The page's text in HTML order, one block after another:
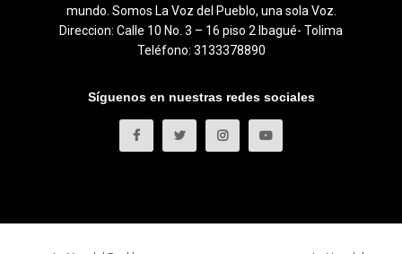
mundo. Somos La Voz del Pueblo, una sola Voz.
Direccion: Calle 10 No. 3 – 16 piso 2 Ibagué- Tolima
Teléfono: 3133378890
Síguenos en nuestras redes sociales